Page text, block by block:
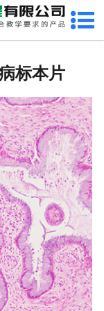
切片
理装片
片
切片
胎切片
理切片
标本片